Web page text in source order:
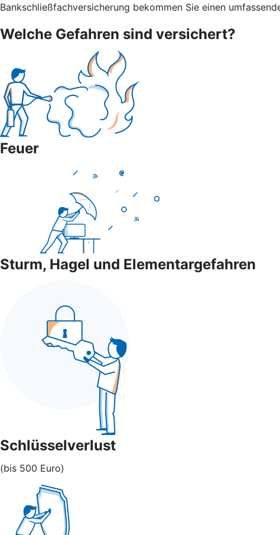
Bankschließfachversicherung bekommen Sie einen
Welche Gefahren sind versichert?
Feuer
Sturm, Hagel und Elementargefahren
Schlüsselverlust
(bis 500 Euro)